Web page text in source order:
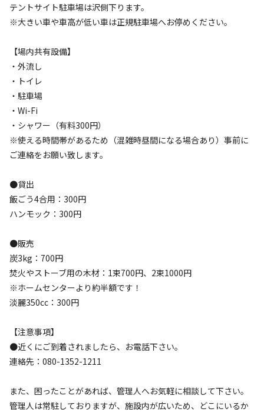
テントサイト駐車場は沢側下ります。
※大きい車や車高が低い車は正規駐車場へお停めください。
【場内共有設備】
・外流し
・トイレ
・駐車場
・Wi-Fi
・シャワー（有料300円）
※使える時間帯があるため（混雑時昼間になる場合あり）事前に
ご連絡をお願い致します。
●貸出
飯ごう4合用：300円
ハンモック：300円
●販売
炭3kg：700円
焚火やストーブ用の木材：1束700円、2束1000円
※ホームセンターより約半額です！
淡麗350cc：300円
【注意事項】
●近くにご到着されましたら、お電話下さい。
連絡先：080-1352-1211
また、困ったことがあれば、管理人へお気軽に相談して下さい。
管理人は常駐しておりますが、施設内が広いため、どこにいるか
キャンペーン
利用タイプ
宿泊 日帰り
利用人数
検索対象
キャンプサイト（3件）